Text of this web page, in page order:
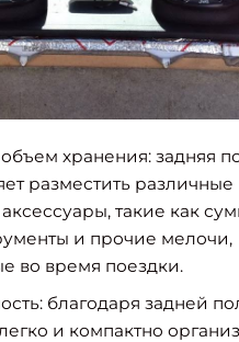
хранения: задняя
разместить различные
такие как
и прочие мелочи,
во время поездки.
благодаря задней
и компактно